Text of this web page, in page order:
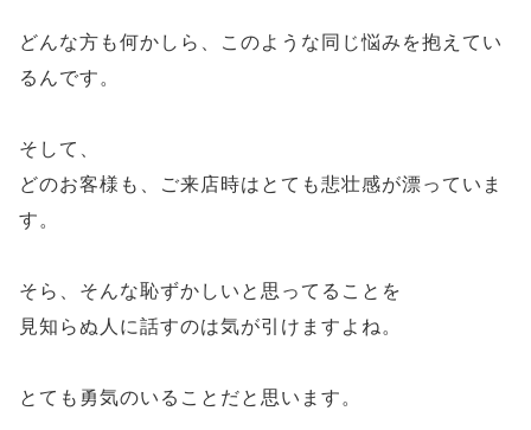
どんな方も何かしら、このような同じ悩みを抱えてい
るんです。
そして、
どのお客様も、ご来店時はとても悲壮感が漂っていま
す。
そら、そんな恥ずかしいと思ってることを
見知らぬ人に話すのは気が引けますよね。
とても勇気のいることだと思います。